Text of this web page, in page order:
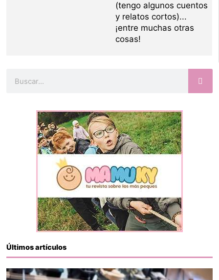
(tengo algunos cuentos
y relatos cortos)...
¡entre muchas otras
cosas!
Últimos artículos